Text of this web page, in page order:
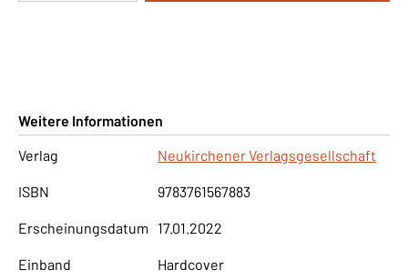
Weitere Informationen
Verlag
Neukirchener Verlagsgesellschaft
ISBN 9783761567883
Erscheinungsdatum 17.01.2022
Einband Hardcover